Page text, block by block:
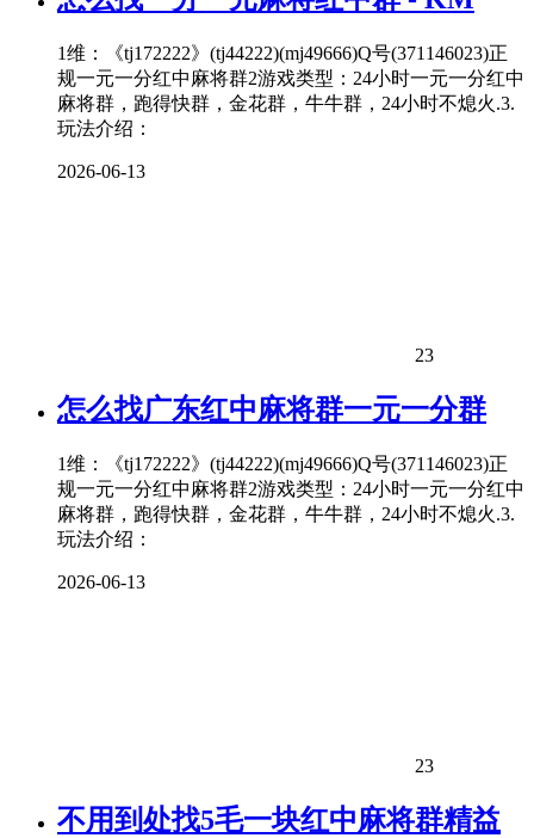
1维：《tj172222》(tj44222)(mj49666)Q号(371146023)正
规一元一分红中麻将群2游戏类型：24小时一元一分红中
麻将群，跑得快群，金花群，牛牛群，24小时不熄火.3.
玩法介绍：
2026-06-13
23
怎么找广东红中麻将群一元一分群
1维：《tj172222》(tj44222)(mj49666)Q号(371146023)正
规一元一分红中麻将群2游戏类型：24小时一元一分红中
麻将群，跑得快群，金花群，牛牛群，24小时不熄火.3.
玩法介绍：
2026-06-13
23
不用到处找5毛一块红中麻将群精益